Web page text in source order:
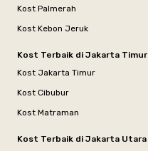
Kost Palmerah
Kost Kebon Jeruk
Kost Terbaik di Jakarta Timur
Kost Jakarta Timur
Kost Cibubur
Kost Matraman
Kost Terbaik di Jakarta Utara